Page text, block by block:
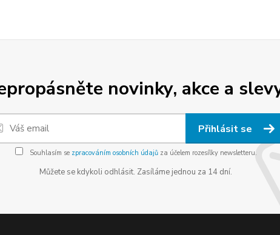
novinky, akce a
Přihlásit se
Souhlasím se zpracováním osobních údajůza účelem rozesílky newsletteru.
Můžete se kdykoli odhlásit. Zasíláme jednou za 14 dní.